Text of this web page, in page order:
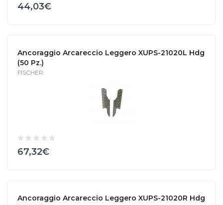
44,03€
Ancoraggio Arcareccio Leggero XUPS-21020L Hdg
(50 Pz.)
FISCHER
67,32€
Ancoraggio Arcareccio Leggero XUPS-21020R Hdg